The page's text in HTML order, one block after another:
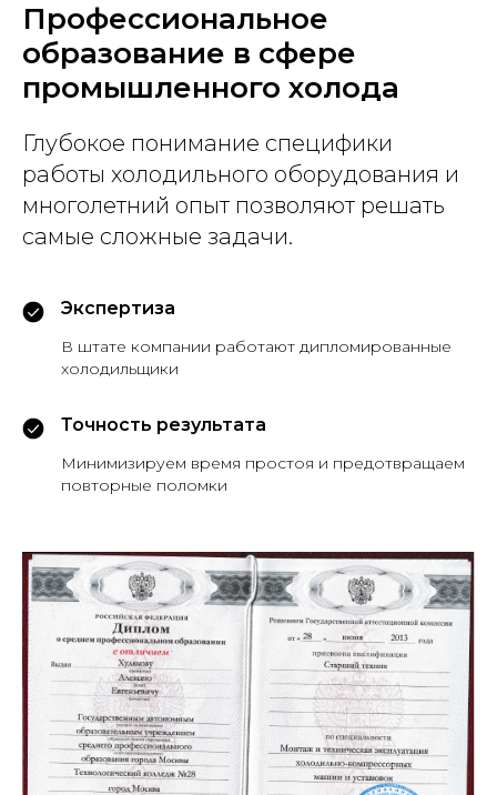
Профессиональное
образование в сфере
промышленного холода
Глубокое понимание специфики
работы холодильного оборудования и
многолетний опыт позволяют решать
самые сложные задачи.
Экспертиза
В штате компании работают дипломированные
холодильщики
Точность результата
Минимизируем время простоя и предотвращаем
повторные поломки